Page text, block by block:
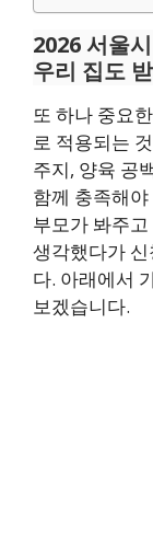
2026 서울
우리 집도
또 하나 중요
로 적용되는
주지, 양육 공
함께 충족해
부모가 봐주
생각했다가
다. 아래에서
보겠습니다.